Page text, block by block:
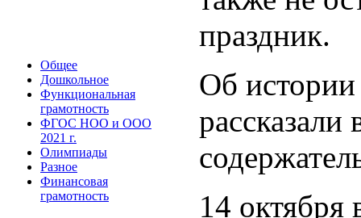
Общее
Дошкольное
Функциональная
грамотность
ФГОС НОО и ООО
2021 г.
Олимпиады
Разное
Финансовая
грамотность
праздник.
Об истории
рассказали
14